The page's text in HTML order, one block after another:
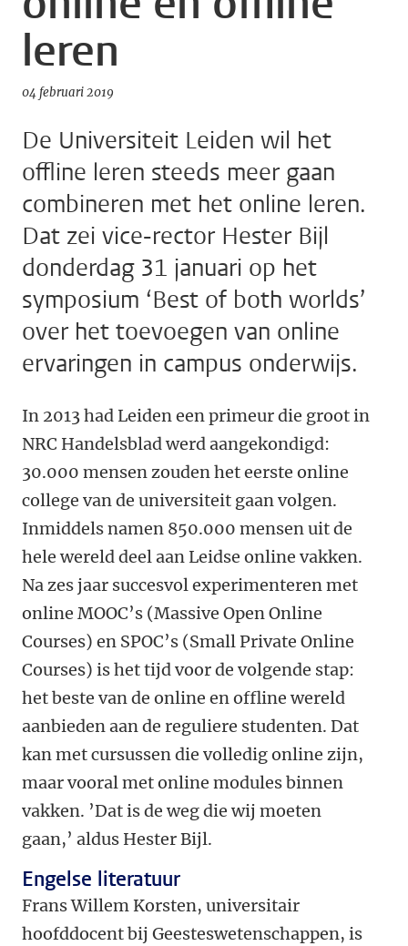
leren
04 februari 2019
De Universiteit Leiden wil het
offline leren steeds meer gaan
combineren met het online leren.
Dat zei vice-rector Hester Bijl
donderdag 31 januari op het
symposium ‘Best of both worlds’
over het toevoegen van online
ervaringen in campus onderwijs.
In 2013 had Leiden een primeur die groot in
NRC Handelsblad werd aangekondigd:
30.000 mensen zouden het eerste online
college van de universiteit gaan volgen.
Inmiddels namen 850.000 mensen uit de
hele wereld deel aan Leidse online vakken.
Na zes jaar succesvol experimenteren met
online MOOC’s (Massive Open Online
Courses) en SPOC’s (Small Private Online
Courses) is het tijd voor de volgende stap:
het beste van de online en offline wereld
aanbieden aan de reguliere studenten. Dat
kan met cursussen die volledig online zijn,
maar vooral met online modules binnen
vakken. ’Dat is de weg die wij moeten
gaan,’ aldus Hester Bijl.
Engelse literatuur
Frans Willem Korsten, universitair
hoofddocent bij Geesteswetenschappen, is